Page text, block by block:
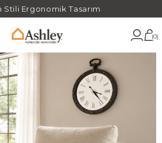
Stili Ergonomik Tasarım
0